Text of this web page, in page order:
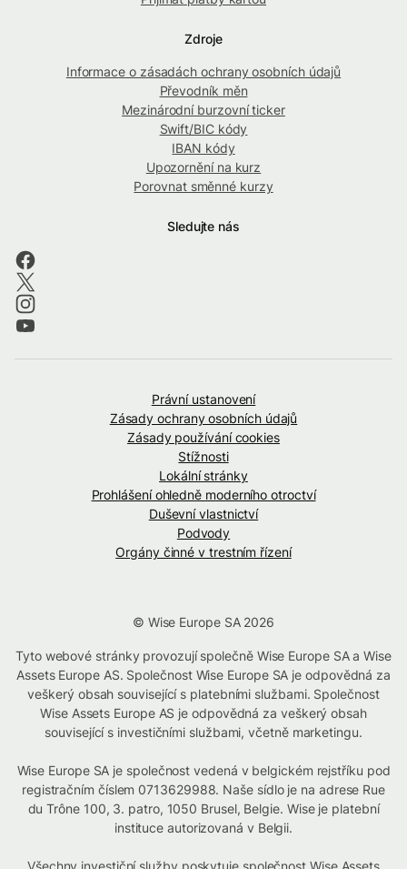
Zdroje
Informace o zásadách ochrany osobních údajů
Převodník měn
Mezinárodní burzovní ticker
Swift/BIC kódy
IBAN kódy
Upozornění na kurz
Porovnat směnné kurzy
Sledujte nás
Právní ustanovení
Zásady ochrany osobních údajů
Zásady používání cookies
Stížnosti
Lokální stránky
Prohlášení ohledně moderního otroctví
Duševní vlastnictví
Podvody
Orgány činné v trestním řízení
© Wise Europe SA 2026
Tyto webové stránky provozují společně Wise Europe SA a Wise
Assets Europe AS. Společnost Wise Europe SA je odpovědná za
veškerý obsah související s platebními službami. Společnost
Wise Assets Europe AS je odpovědná za veškerý obsah
související s investičními službami, včetně marketingu.
Wise Europe SA je společnost vedená v belgickém rejstříku pod
registračním číslem 0713629988. Naše sídlo je na adrese Rue
du Trône 100, 3. patro, 1050 Brusel, Belgie. Wise je platební
instituce autorizovaná v Belgii.
Všechny investiční služby poskytuje společnost Wise Assets